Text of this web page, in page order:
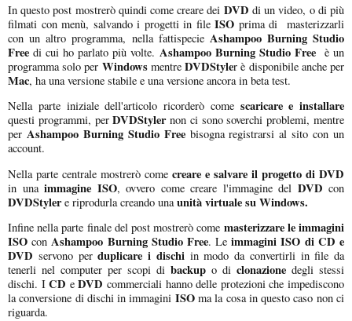
In questo post mostrerò quindi come creare dei DVD di un video, o di più
filmati con menù, salvando i progetti in fileISO prima di masterizzarli
con un altro programma, nella fattispecieAshampoo Burning Studio
Free di cui ho parlato più volte. Ashampoo Burning Studio Freeè un
programma solo per Windows mentreDVDStyler è disponibile anche per
Mac, ha una versione stabile e una versione ancora in beta test.
Nella parte iniziale dell'articolo ricorderò come scaricare e installare
questi programmi, perDVDStylernon ci sono soverchi problemi, mentre
per Ashampoo Burning Studio Freebisogna registrarsi al sito con un
account.
Nella parte centrale mostrerò come creare e salvare il progetto di DVD
in unaimmagine ISO, ovvero come creare l'immagine del DVD con
DVDStylere riprodurla creando una unità virtuale su Windows.
Infine nella parte finale del post mostrerò come masterizzare le immagini
ISO con Ashampoo Burning Studio Free. Le immagini ISO di CD e
DVD servono perduplicare i dischiin modo da convertirli in file da
tenerli nel computer per scopi di backup o di clonazione degli stessi
dischi. ICD eDVD commerciali hanno delle protezioni che impediscono
la conversione di dischi in immagini ISOma la cosa in questo caso non ci
riguarda.